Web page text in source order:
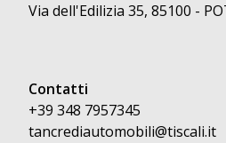
Via dell'Edilizia 35, 85100 -
Contatti
+39 348 7957345
tancrediautomobili@tiscali.it